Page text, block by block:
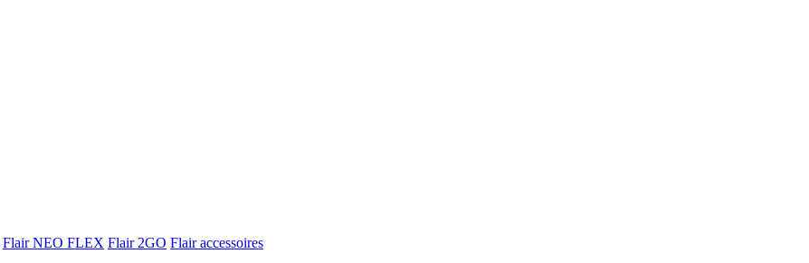
Flair NEO FLEX Flair 2GO Flair accessoires